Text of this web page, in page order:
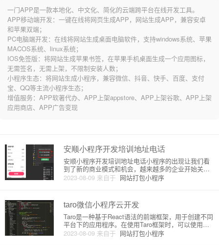
一门APP是一款本地化、中文化、简化的云端跨平台在线开发工具。
APP移动端开发：一键在线将网页生成APP，网站生成APP，兼容安卓
和苹果双端；
PC电脑端开发：在线将网站生成桌面电脑软件，支持windows系统、苹果
MACOS系统、linux系统；
IOS免签版：将网站生成苹果书签，在苹果手机桌面生成一个应用图标，
无需签名，无需上架，不限制安装人数；
小程序生态：将网站生成小程序，兼容微信、抖音、快手、百度、支付
宝、QQ等主流小程序生态；
增值服务：APP软著代办、APP上架appstore、APP上架谷歌、APP上架
应用商店、APP广告变现
安顺小程序开发培训地址电话
2023-08-09 来自于 网站打包小程序
安顺小程序开发培训地址电话小程序的出现让我们看
到了新的商业模式和机会，越来越多的企业开始关注
和投入小程序开发领域，因此小程序开发培训也在市
场上逐渐升温。在安顺，有一些知名的小程序开发培
信息。1. 安顺市职业技能
taro微信小程序云开发
2023-08-09 来自于 网站打包小程序
Taro是一种基于React语法的前端框架，用于创建不同
平台下的应用程序。在使用Taro框架时，可以使用不
同范式进行开发，例如一次编写、多次输出。而微信
小程序云开发是一项基于微信平台的云计算服务。如